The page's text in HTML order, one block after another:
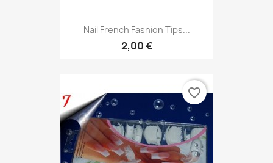
Nail French Fashion Tips...
2,00 €
favorite_border